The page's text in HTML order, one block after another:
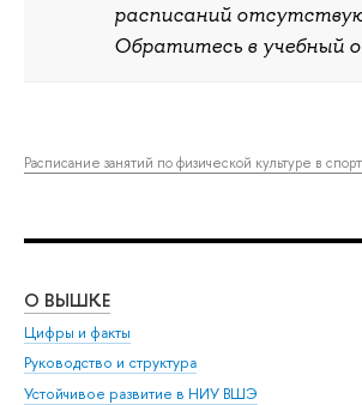
расписаний
Обратитесь в учебный
Расписание занятий по физической культуре в
О ВЫШКЕ
Цифры и факты
Руководство и структура
Устойчивое развитие в НИУ ВШЭ